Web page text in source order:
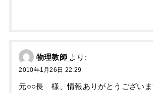
物理教師 より:
2010年1月26日 22:29
元○○長 様、情報ありがとうございま